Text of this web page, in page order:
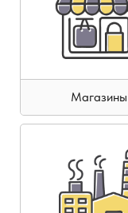
Магазины